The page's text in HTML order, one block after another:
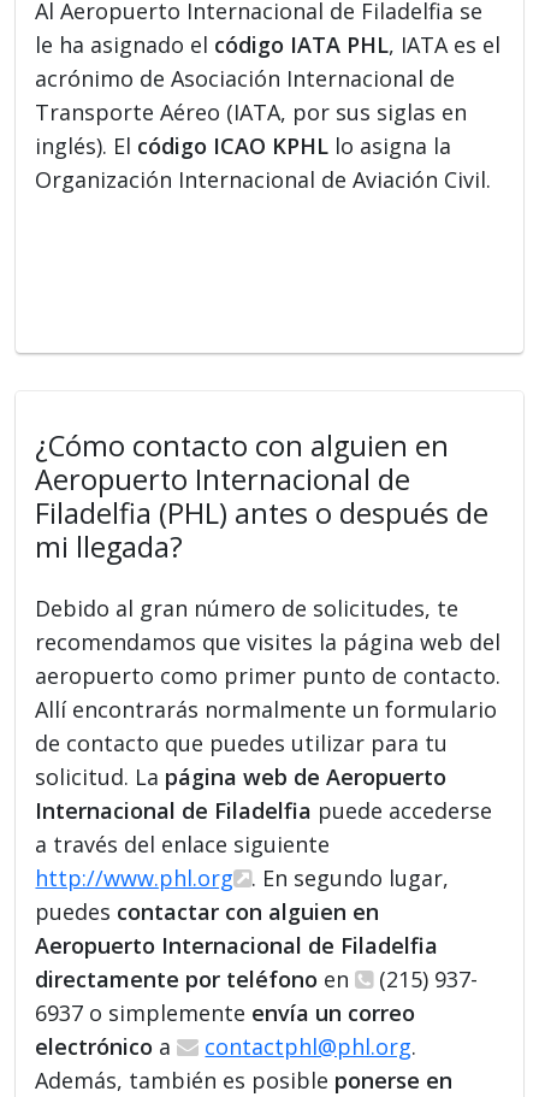
Al Aeropuerto Internacional de Filadelfia se
le ha asignado el código IATA PHL, IATA es el
acrónimo de Asociación Internacional de
Transporte Aéreo (IATA, por sus siglas en
inglés). El código ICAO KPHL lo asigna la
Organización Internacional de Aviación Civil.
¿Cómo contacto con alguien en
Aeropuerto Internacional de
Filadelfia (PHL) antes o después de
mi llegada?
Debido al gran número de solicitudes, te
recomendamos que visites la página web del
aeropuerto como primer punto de contacto.
Allí encontrarás normalmente un formulario
de contacto que puedes utilizar para tu
solicitud. La página web de Aeropuerto
Internacional de Filadelfia puede accederse
a través del enlace siguiente
http://www.phl.org
. En segundo lugar,
puedes contactar con alguien en
Aeropuerto Internacional de Filadelfia
directamente por teléfono en
(215) 937-
6937 o simplemente envía un correo
electrónico a contactphl@phl.org.
Además, también es posible ponerse en